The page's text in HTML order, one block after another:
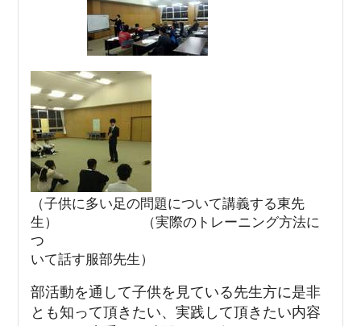
（子供に多い足の問題について講義する東先
生）
（実際のトレーニング方法に
いて話す服部先生）
部活動を通して子供を見ている先生方に是非
とも知って頂きたい、実践して頂きたい内容